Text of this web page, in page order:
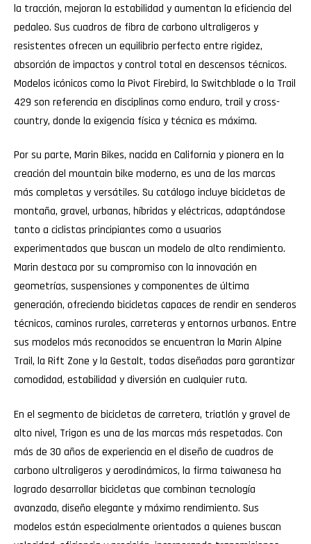
la tracción, mejoran la estabilidad y aumentan la eficiencia del
pedaleo. Sus cuadros de fibra de carbono ultraligeros y
resistentes ofrecen un equilibrio perfecto entre rigidez,
absorción de impactos y control total en descensos técnicos.
Modelos icónicos como la Pivot Firebird, la Switchblade o la Trail
429 son referencia en disciplinas como enduro, trail y cross-
country, donde la exigencia física y técnica es máxima.
Por su parte, Marin Bikes, nacida en California y pionera en la
creación del mountain bike moderno, es una de las marcas
más completas y versátiles. Su catálogo incluye bicicletas de
montaña, gravel, urbanas, híbridas y eléctricas, adaptándose
tanto a ciclistas principiantes como a usuarios
experimentados que buscan un modelo de alto rendimiento.
Marin destaca por su compromiso con la innovación en
geometrías, suspensiones y componentes de última
generación, ofreciendo bicicletas capaces de rendir en senderos
técnicos, caminos rurales, carreteras y entornos urbanos. Entre
sus modelos más reconocidos se encuentran la Marin Alpine
Trail, la Rift Zone y la Gestalt, todas diseñadas para garantizar
comodidad, estabilidad y diversión en cualquier ruta.
En el segmento de bicicletas de carretera, triatlón y gravel de
alto nivel, Trigon es una de las marcas más respetadas. Con
más de 30 años de experiencia en el diseño de cuadros de
carbono ultraligeros y aerodinámicos, la firma taiwanesa ha
logrado desarrollar bicicletas que combinan tecnología
avanzada, diseño elegante y máximo rendimiento. Sus
modelos están especialmente orientados a quienes buscan